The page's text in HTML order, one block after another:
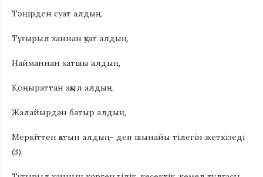
Тәңірден суат алдың,
Тұғырыл ханнан қуат алдың,
Найманнан хатшы алдың,
Қоңыраттан ақыл алдың,
Жалайырдан батыр алдың,
Меркіттен қатын алдың- деп шынайы тілегін жеткізеді
(3).